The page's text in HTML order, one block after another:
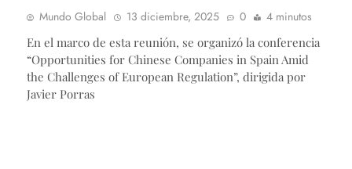
Mundo Global 13 diciembre, 2025 0
4 minutos
En el marco de esta reunión, se organizó la conferencia
“Opportunities for Chinese Companies in Spain Amid
the Challenges of European Regulation”, dirigida por
Javier Porras